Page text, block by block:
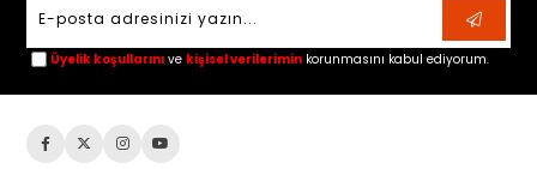
Üyelik koşullarını ve kişisel verilerimin korunmasını kabul ediyorum.